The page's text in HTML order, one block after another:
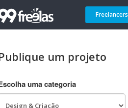
Freelancers
um projeto
uma categoria